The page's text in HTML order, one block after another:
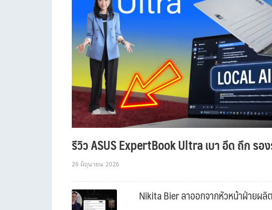
รีวิว ASUS ExpertBook Ultra เบา อึด ถึก รอ
26 มิถุนายน 2026
Nikita Bier ลาออกจากหัวหน้าฝ่ายผ